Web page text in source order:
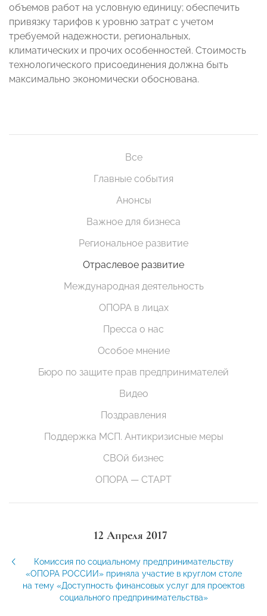
объемов работ на условную единицу; обеспечить
привязку тарифов к уровню затрат с учетом
требуемой надежности, региональных,
климатических и прочих особенностей. Стоимость
технологического присоединения должна быть
максимально экономически обоснована.
Все
Главные события
Анонсы
Важное для бизнеса
Региональное развитие
Отраслевое развитие
Международная деятельность
ОПОРА в лицах
Пресса о нас
Особое мнение
Бюро по защите прав предпринимателей
Видео
Поздравления
Поддержка МСП. Антикризисные меры
СВОй бизнес
ОПОРА — СТАРТ
12 Апреля 2017
Комиссия по социальному предпринимательству
«ОПОРА РОССИИ» приняла участие в круглом столе
на тему «Доступность финансовых услуг для проектов
социального предпринимательства»